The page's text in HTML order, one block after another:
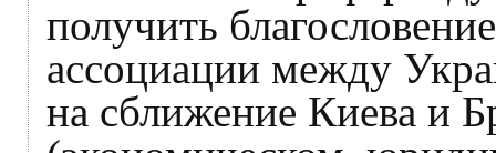
получить
ассоциации между
на сближение Киева и